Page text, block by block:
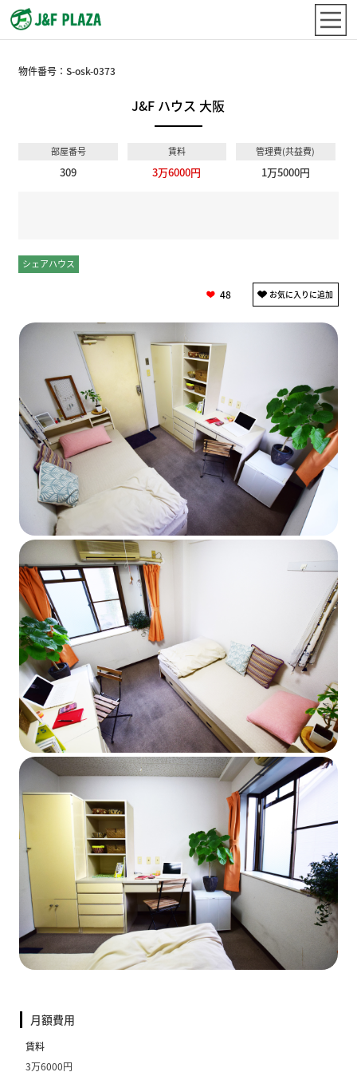
物件番号：S-osk-0373
J&F ハウス 大阪
部屋番号
309
賃料
3万6000円
管理費(共益費)
1万5000円
シェアハウス
48
月額費用
賃料
3万6000円